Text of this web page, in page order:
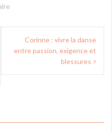
Corinne : vivre la danse
entre passion, exigence et
blessures